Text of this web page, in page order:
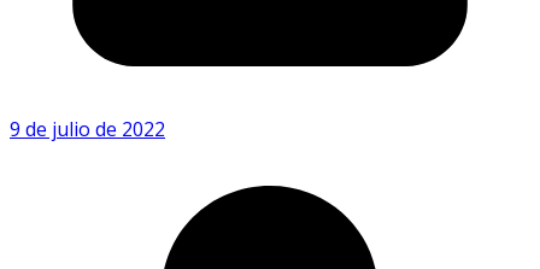
9 de julio de 2022